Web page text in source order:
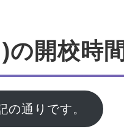
の開校時間
通りです。